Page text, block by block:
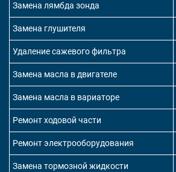
Замена лямбда зонда
Замена глушителя
Удаление сажевого фильтра
Замена масла в двигателе
Замена масла в вариаторе
Ремонт ходовой части
Ремонт электрооборудования
Замена тормозной жидкости